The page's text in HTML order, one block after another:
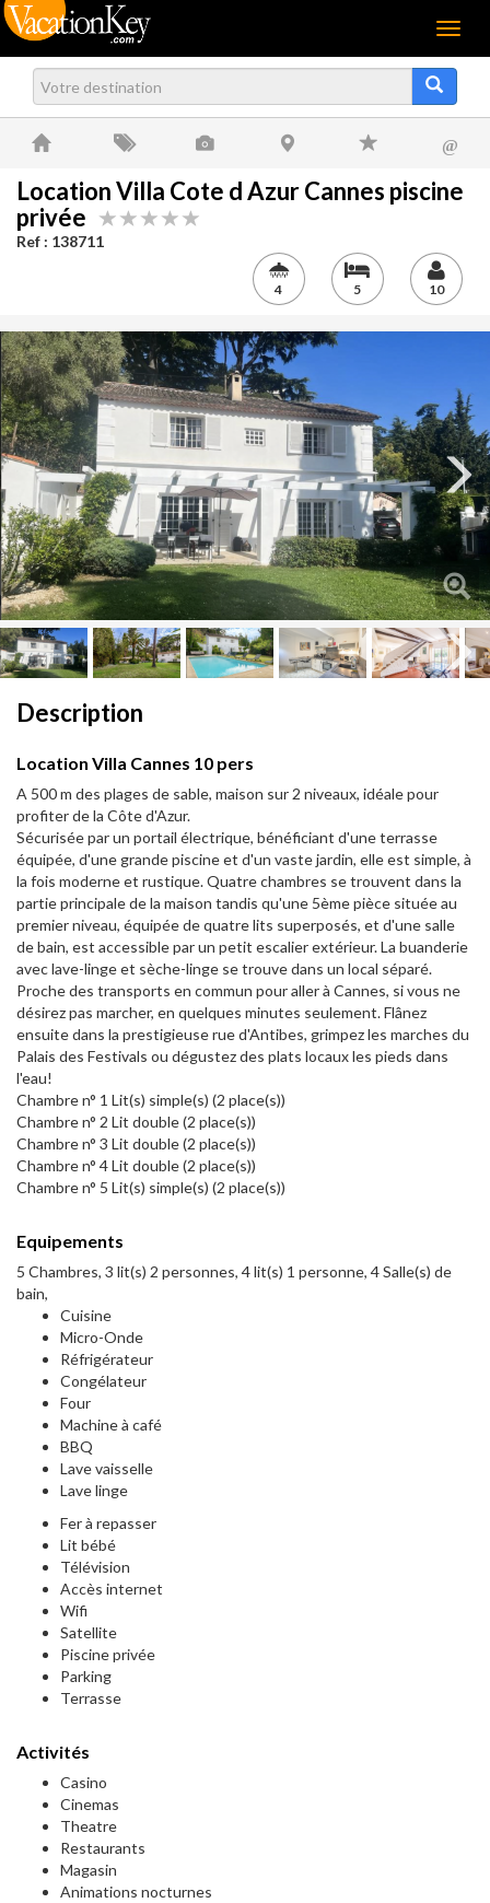
Menu
@
Location Villa Cote d Azur Cannes piscine
privée
Ref : 138711
4 5 10
Next
Description
Location Villa Cannes 10 pers
A 500 m des plages de sable, maison sur 2 niveaux, idéale pour
profiter de la Côte d'Azur.
Sécurisée par un portail électrique, bénéficiant d'une terrasse
équipée, d'une grande piscine et d'un vaste jardin, elle est simple, à
la fois moderne et rustique. Quatre chambres se trouvent dans la
partie principale de la maison tandis qu'une 5ème pièce située au
premier niveau, équipée de quatre lits superposés, et d'une salle
de bain, est accessible par un petit escalier extérieur. La buanderie
avec lave-linge et sèche-linge se trouve dans un local séparé.
Proche des transports en commun pour aller à Cannes, si vous ne
désirez pas marcher, en quelques minutes seulement. Flânez
ensuite dans la prestigieuse rue d'Antibes, grimpez les marches du
Palais des Festivals ou dégustez des plats locaux les pieds dans
l'eau!
Chambre n° 1 Lit(s) simple(s) (2 place(s))
Chambre n° 2 Lit double (2 place(s))
Chambre n° 3 Lit double (2 place(s))
Chambre n° 4 Lit double (2 place(s))
Chambre n° 5 Lit(s) simple(s) (2 place(s))
Equipements
5 Chambres, 3 lit(s) 2 personnes, 4 lit(s) 1 personne, 4 Salle(s) de
bain,
Cuisine
Micro-Onde
Réfrigérateur
Congélateur
Four
Machine à café
BBQ
Lave vaisselle
Lave linge
Fer à repasser
Lit bébé
Télévision
Accès internet
Wifi
Satellite
Piscine privée
Parking
Terrasse
Activités
Casino
Cinemas
Theatre
Restaurants
Magasin
Animations nocturnes